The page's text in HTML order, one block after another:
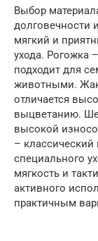
Выбор
долговечности
мягкий и
ухода. Рогожка
подходит для
животными.
отличается
выцветанию.
высокой
– классический
специального
мягкость и
активного
практичным